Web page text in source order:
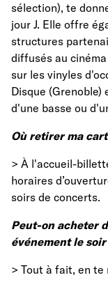
sélection), te
jour J. Elle offre
structures
diffusés au
sur les vinyles
Disque
d'une basse ou
Où retirer ma
> À l'accueil-
horaires
soirs de concerts.
Peut-on acheter
événement le
> Tout à fait, en